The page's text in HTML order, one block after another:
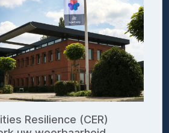
Resilience (CER)